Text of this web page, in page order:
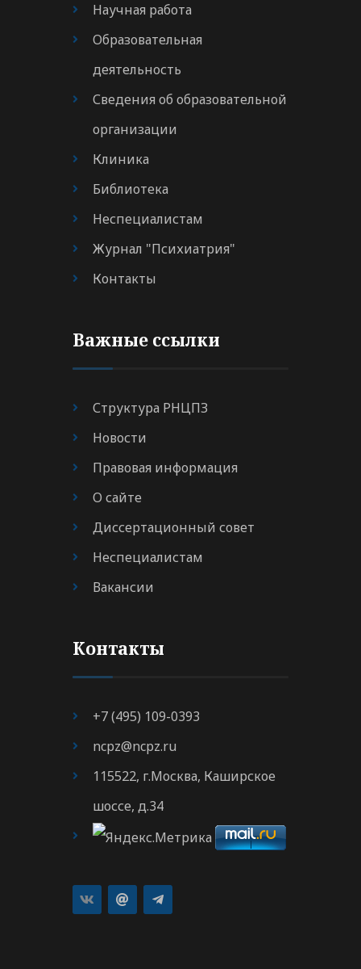
Научная работа
Образовательная
деятельность
Сведения об образовательной
организации
Клиника
Библиотека
Неспециалистам
Журнал "Психиатрия"
Контакты
Важные ссылки
Структура РНЦПЗ
Новости
Правовая информация
О сайте
Диссертационный совет
Неспециалистам
Вакансии
Контакты
+7 (495) 109-0393
ncpz@ncpz.ru
115522, г.Москва, Каширское
шоссе, д.34